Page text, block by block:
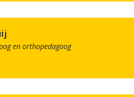
en orthopedagoog